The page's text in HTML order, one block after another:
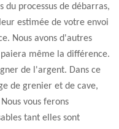
processus de débarras,
estimée de votre envoi
Nous avons d'autres
même la différence.
de l'argent. Dans ce
de grenier et de cave,
vous ferons
tant elles sont